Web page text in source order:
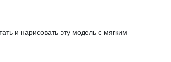
и нарисовать эту модель с мягким